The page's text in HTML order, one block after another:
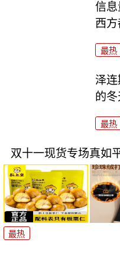
信
西
最热
泽
的
最热
双十一现货专场真如
最热